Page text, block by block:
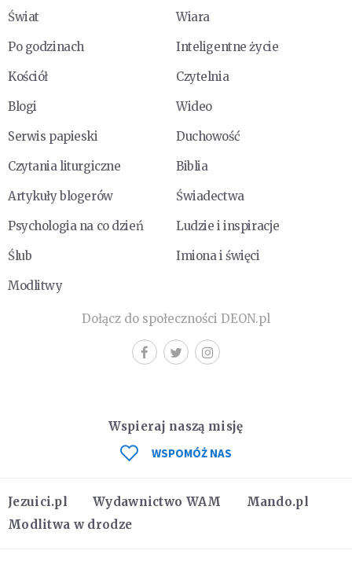
Świat
Wiara
Po godzinach
Inteligentne życie
Kościół
Czytelnia
Blogi
Wideo
Serwis papieski
Duchowość
Czytania liturgiczne
Biblia
Artykuły blogerów
Świadectwa
Psychologia na co dzień
Ludzie i inspiracje
Ślub
Imiona i święci
Modlitwy
Dołącz do społeczności DEON.pl
Jezuici.pl Wydawnictwo WAM
Mando.pl
Modlitwa w drodze
Wspieraj naszą misję
WSPOMÓŻ NAS